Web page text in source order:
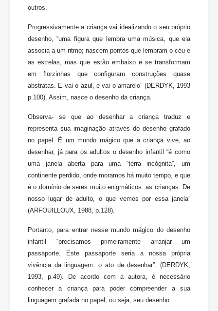
outros.
Progressivamente a criança vai idealizando o seu próprio
desenho, “uma figura que lembra uma música, que ela
associa a um ritmo; nascem pontos que lembram o céu e
as estrelas, mas que estão embaixo e se transformam
em florzinhas que configuram construções quase
abstratas. E vai o azul, e vai o amarelo” (DERDYK, 1993
p.100). Assim, nasce o desenho da criança.
Observa- se que ao desenhar a criança traduz e
representa sua imaginação através do desenho grafado
no papel. É um mundo mágico que a criança vive, ao
desenhar, já para os adultos o desenho infantil “é como
uma janela aberta para uma “terra incógnita”, um
continente perdido, onde moramos há muito tempo, e que
é o domínio de seres muito enigmáticos: as crianças. De
nosso lugar de adulto, o que vemos por essa janela”
(ARFOUILLOUX, 1988, p.128).
Portanto, para entrar nesse mundo mágico do desenho
infantil “precisamos primeiramente arranjar um
passaporte. Este passaporte seria a nossa própria
vivência da linguagem: o ato de desenhar”. (DERDYK,
1993, p.49). De acordo com a autora, é necessário
conhecer a criança para poder compreender a sua
linguagem grafada no papel, ou seja, seu desenho.